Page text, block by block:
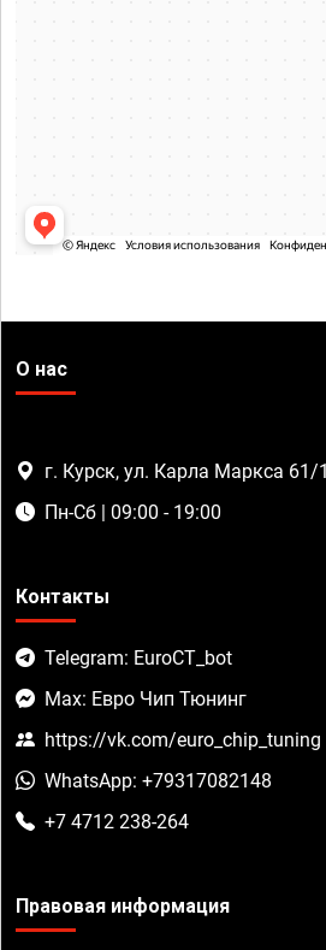
О нас
г. Курск, ул. Карла Маркса 61/1
Пн-Сб | 09:00 - 19:00
Контакты
Telegram: EuroCT_bot
Max: Евро Чип Тюнинг
https://vk.com/euro_chip_tuning
WhatsApp: +79317082148
+7 4712 238-264
Правовая информация